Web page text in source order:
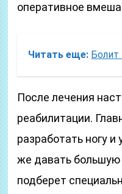
оперативное
Читать еще: Болит
После лечения
реабилитации.
разработать ногу
же давать большую
подберет